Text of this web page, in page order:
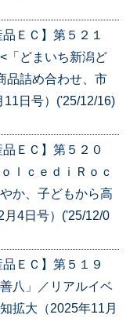
ＥＣ】第５２１
どまいち新潟ど
品詰め合わせ、市
日号）('25/12/16)
ＥＣ】第５２０
ｌｃｅｄｉＲｏｃ
か、子どもから高
4日号）('25/12/0
ＥＣ】第５１９
八」／リアルイベ
拡大（2025年11月